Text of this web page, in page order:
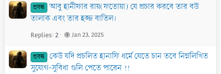
প্রবন্ধ আবু হানীফার রায়(ফতোয়া) যে প্রচার করবে তার ব‌উ
তালাক এবং তার হজ্জ বাতিল।
Replies 2 Jan 23, 2025
প্রবন্ধ
কেউ যদি প্রচলিত হানাফি ধর্মে যেতে চান তবে নিম্নলিখিত
সুযোগ-সুবিধা গুলি পেতে পারেন !!